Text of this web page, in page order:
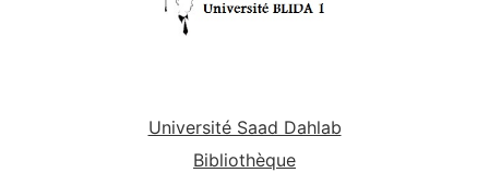
Université Saad Dahlab
Bibliothèque